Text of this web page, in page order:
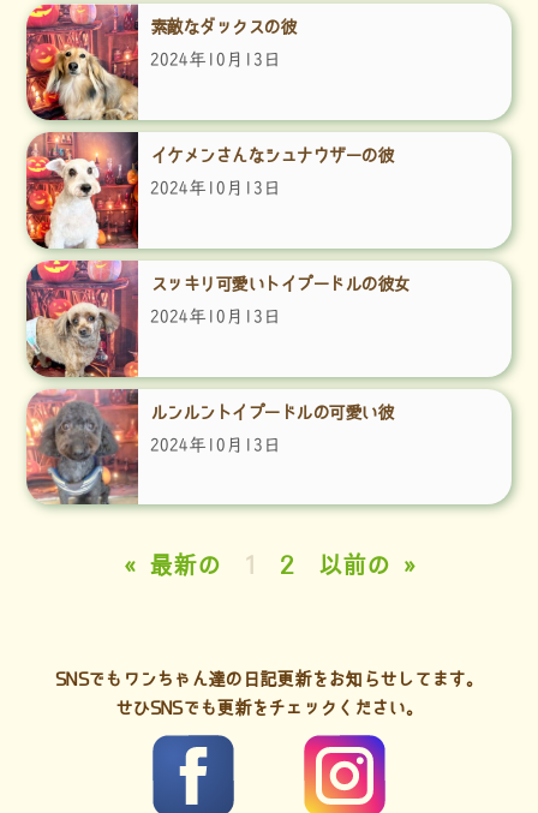
素敵なダックスの彼
2024年10月13日
イケメンさんなシュナウザーの彼
2024年10月13日
スッキリ可愛いトイプードルの彼女
2024年10月13日
ルンルントイプードルの可愛い彼
2024年10月13日
« 最新の 1 2 以前の »
SNSでもワンちゃん達の日記更新をお知らせしてます。
せひSNSでも更新をチェックください。